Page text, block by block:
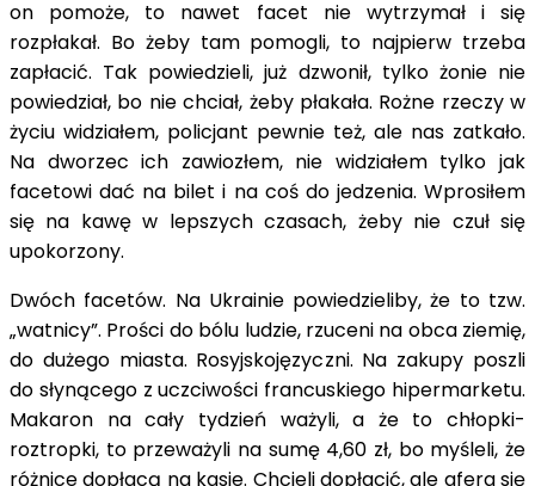
on pomoże, to nawet facet nie wytrzymał i się
rozpłakał. Bo żeby tam pomogli, to najpierw trzeba
zapłacić. Tak powiedzieli, już dzwonił, tylko żonie nie
powiedział, bo nie chciał, żeby płakała. Rożne rzeczy w
życiu widziałem, policjant pewnie też, ale nas zatkało.
Na dworzec ich zawiozłem, nie widziałem tylko jak
facetowi dać na bilet i na coś do jedzenia. Wprosiłem
się na kawę w lepszych czasach, żeby nie czuł się
upokorzony.
Dwóch facetów. Na Ukrainie powiedzieliby, że to tzw.
„watnicy”. Prości do bólu ludzie, rzuceni na obca ziemię,
do dużego miasta. Rosyjskojęzyczni. Na zakupy poszli
do słynącego z uczciwości francuskiego hipermarketu.
Makaron na cały tydzień ważyli, a że to chłopki-
roztropki, to przeważyli na sumę 4,60 zł, bo myśleli, że
różnice dopłacą na kasie. Chcieli dopłacić, ale afera się